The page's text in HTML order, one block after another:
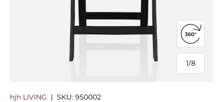
1/
från
8
Öppna
hjh LIVING | SKU: 950002